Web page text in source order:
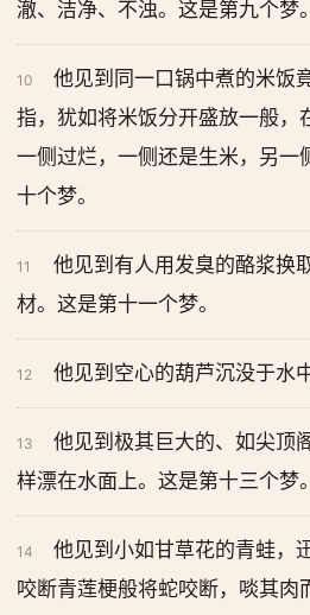
澈、洁净、不浊。这是第九个梦。
10
他见到同一口锅中煮的米饭
指，犹如将米饭分开盛放一般，
一侧过烂，一侧还是生米，另一
十个梦。
11
他见到有人用发臭的酪浆换
材。这是第十一个梦。
12 他见到空心的葫芦沉没于水
13
他见到极其巨大的、如尖顶
样漂在水面上。这是第十三个梦。
14
他见到小如甘草花的青蛙，
咬断青莲梗般将蛇咬断，啖其肉